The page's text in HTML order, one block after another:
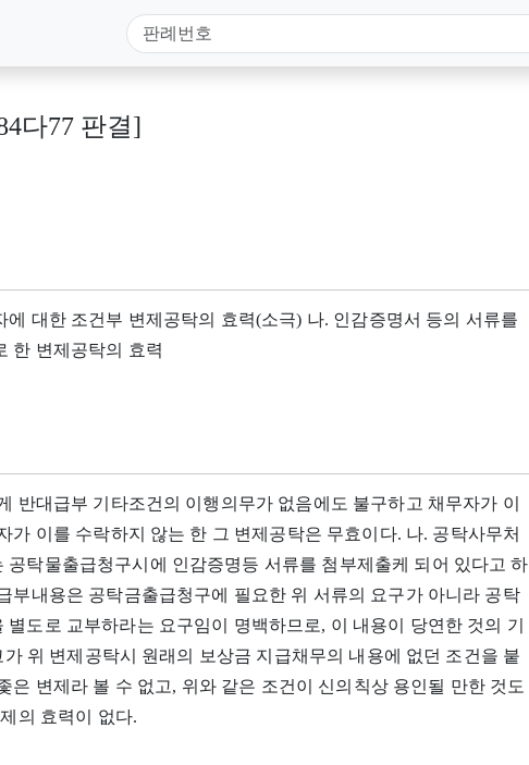
다77 판결]
대한 조건부 변제공탁의 효력(소극) 나. 인감증명서 등의 서류를
한 변제공탁의 효력
반대급부 기타조건의 이행의무가 없음에도 불구하고 채무자가 이
가 이를 수락하지 않는 한 그 변제공탁은 무효이다. 나. 공탁사무처
공탁물출급청구시에 인감증명등 서류를 첨부제출케 되어 있다고 하
부내용은 공탁금출급청구에 필요한 위 서류의 요구가 아니라 공탁
도로 교부하라는 요구임이 명백하므로, 이 내용이 당연한 것의 기
위 변제공탁시 원래의 보상금 지급채무의 내용에 없던 조건을 붙
은 변제라 볼 수 없고, 위와 같은 조건이 신의칙상 용인될 만한 것도
의 효력이 없다.